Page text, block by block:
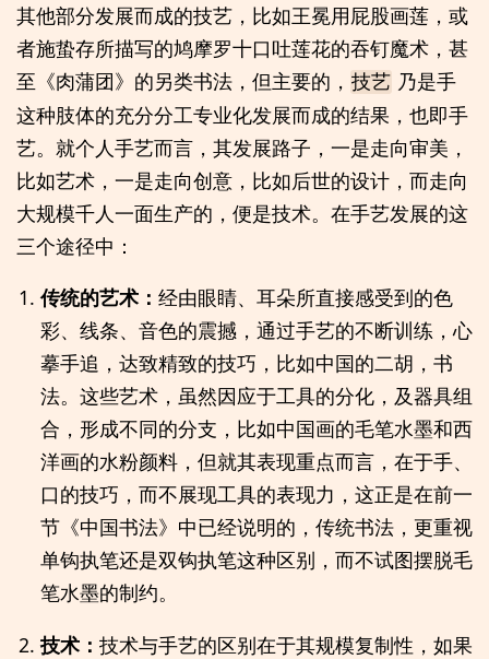
其他部分发展而成的技艺，比如王冕用屁股画莲，或
者施蛰存所描写的鸠摩罗十口吐莲花的吞钉魔术，甚
至《肉蒲团》的另类书法，但主要的， 技艺 乃是手
这种肢体的充分分工专业化发展而成的结果，也即手
艺。就个人手艺而言，其发展路子，一是走向审美，
比如艺术，一是走向创意，比如后世的设计，而走向
大规模千人一面生产的，便是技术。在手艺发展的这
三个途径中：
传统的艺术： 经由眼睛、耳朵所直接感受到的色
彩、线条、音色的震撼，通过手艺的不断训练，心
摹手追，达致精致的技巧，比如中国的二胡，书
法。这些艺术，虽然因应于工具的分化，及器具组
合，形成不同的分支，比如中国画的毛笔水墨和西
洋画的水粉颜料，但就其表现重点而言，在于手、
口的技巧，而不展现工具的表现力，这正是在前一
节《中国书法》中已经说明的，传统书法，更重视
单钩执笔还是双钩执笔这种区别，而不试图摆脱毛
笔水墨的制约。
技术： 技术与手艺的区别在于其规模复制性，如果